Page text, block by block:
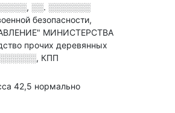
░░. ░░░░░░░
безопасности,
МИНИСТЕРСТВА
прочих деревянных
, КПП
42,5 нормально